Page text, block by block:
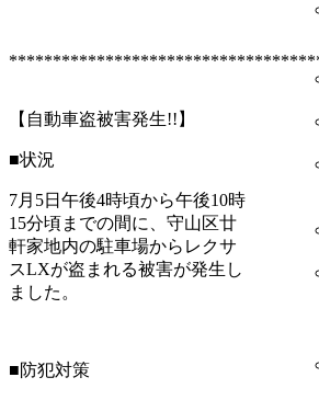
【自動車盗被害発生!!】
■状況
7月5日午後4時頃から午後10時
15分頃までの間に、守山区廿
軒家地内の駐車場からレクサ
スLXが盗まれる被害が発生し
ました。
■防犯対策